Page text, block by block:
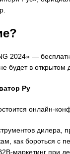
2024» —
будет в открытом
Ру
онлайн-
дилера,
как бороться с
маркетинг при